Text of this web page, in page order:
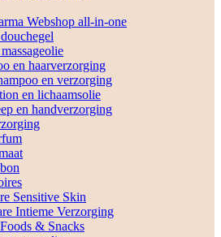
Webshop all-in-one
en haarverzorging
en verzorging
en lichaamsolie
en handverzorging
Sensitive Skin
Intieme Verzorging
& Snacks